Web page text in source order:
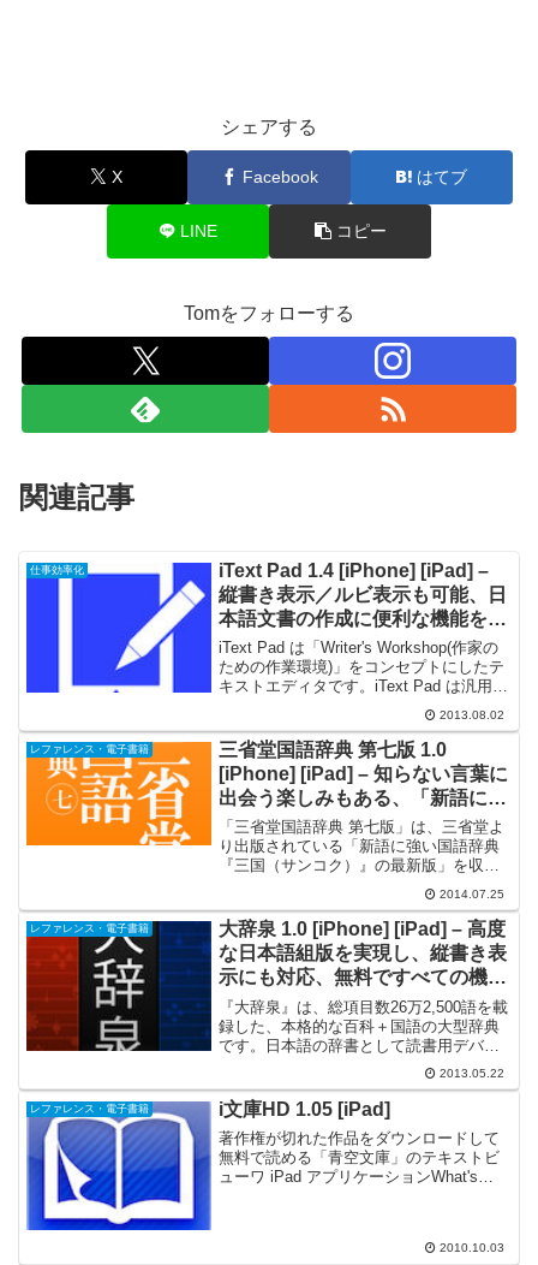
シェアする
X Facebook はてブ
LINE コピー
Tomをフォローする
関連記事
仕事効率化
iText Pad 1.4 [iPhone] [iPad] –
縦書き表示／ルビ表示も可能、日
本語文書の作成に便利な機能を備
えたテキストエディタ
iText Pad は「Writer's Workshop(作家の
ための作業環境)」をコンセプトにしたテ
キストエディタです。iText Pad は汎用テ
キストエディタの主要な機能を搭載、日
本語文書作成ツールとして、縦書き表示
や「青空文庫」形...
2013.08.02
レファレンス・電子書籍
三省堂国語辞典 第七版 1.0
[iPhone] [iPad] – 知らない言葉に
出会う楽しみもある、「新語に強
い国語辞典」を搭載した辞書アプ
リケーション
「三省堂国語辞典 第七版」は、三省堂よ
り出版されている「新語に強い国語辞典
『三国（サンコク）』の最新版」を収録
した電子辞典アプリケーションです。ベ
ースとなる「三省堂国語辞典 第七版」
は、新聞・雑誌・書籍・放送・インター
ネットなどから実例を収...
2014.07.25
レファレンス・電子書籍
大辞泉 1.0 [iPhone] [iPad] – 高度
な日本語組版を実現し、縦書き表
示にも対応、無料ですべての機能
を利用できる国語電子辞典
『大辞泉』は、総項目数26万2,500語を載
録した、本格的な百科＋国語の大型辞典
です。日本語の辞書として読書用デバイ
スやOSなどにバンドルされるなど、高い
信頼性に裏打ちされた世界標準の辞書コ
ンテンツです。更に姉妹版である固有名
詞辞典「大辞泉...
2013.05.22
レファレンス・電子書籍 i文庫HD 1.05 [iPad]
著作権が切れた作品をダウンロードして
無料で読める「青空文庫」のテキストビ
ューワ iPad アプリケーションWhat's
2010.10.03